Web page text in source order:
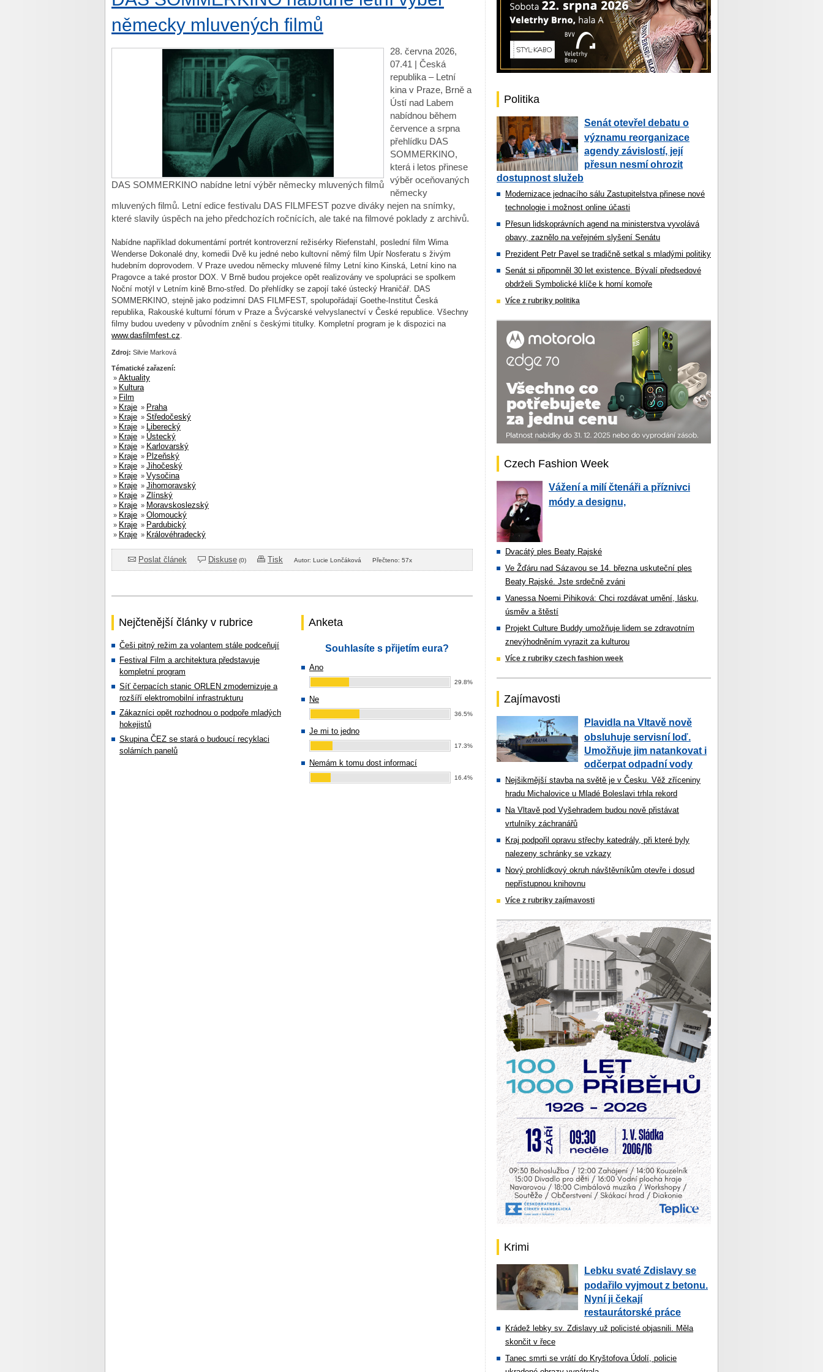
německy mluvených filmů
DAS SOMMERKINO nabídne letní výběr německy mluvených filmů
28. června 2026,
07.41 | Česká
republika – Letní
kina v Praze, Brně a
Ústí nad Labem
nabídnou během
července a srpna
přehlídku DAS
SOMMERKINO,
která i letos přinese
výběr oceňovaných
německy
mluvených filmů. Letní edice festivalu DAS FILMFEST pozve diváky nejen na snímky,
které slavily úspěch na jeho předchozích ročnících, ale také na filmové poklady z archivů.
Nabídne například dokumentární portrét kontroverzní režisérky Riefenstahl, poslední film Wima
Wenderse Dokonalé dny, komedii Dvě ku jedné nebo kultovní němý film Upír Nosferatu s živým
hudebním doprovodem. V Praze uvedou německy mluvené filmy Letní kino Kinská, Letní kino na
Pragovce a také prostor DOX. V Brně budou projekce opět realizovány ve spolupráci se spolkem
Noční motýl v Letním kině Brno-střed. Do přehlídky se zapojí také ústecký Hraničář. DAS
SOMMERKINO, stejně jako podzimní DAS FILMFEST, spolupořádají Goethe-Institut Česká
republika, Rakouské kulturní fórum v Praze a Švýcarské velvyslanectví v České republice. Všechny
filmy budou uvedeny v původním znění s českými titulky. Kompletní program je k dispozici na
www.dasfilmfest.cz.
Zdroj: Silvie Marková
Tématické zařazení:
» Aktuality
» Kultura
» Film
» Kraje » Praha
» Kraje » Středočeský
» Kraje » Liberecký
» Kraje » Ústecký
» Kraje » Karlovarský
» Kraje » Plzeňský
» Kraje » Jihočeský
» Kraje » Vysočina
» Kraje » Jihomoravský
» Kraje » Zlínský
» Kraje » Moravskoslezský
» Kraje » Olomoucký
» Kraje » Pardubický
» Kraje » Královéhradecký
Poslat článek Diskuse (0) Tisk Autor: Lucie Lončáková Přečteno: 57x
Nejčtenější články v rubrice
Češi pitný režim za volantem stále podceňují
Festival Film a architektura představuje
kompletní program
Síť čerpacích stanic ORLEN zmodernizuje a
rozšíří elektromobilní infrastrukturu
Zákazníci opět rozhodnou o podpoře mladých
hokejistů
Skupina ČEZ se stará o budoucí recyklaci
solárních panelů
Anketa
Souhlasíte s přijetím eura?
Ano
29.8%
Ne
36.5%
Je mi to jedno
17.3%
Nemám k tomu dost informací
16.4%
Politika
Senát otevřel debatu o
významu reorganizace
agendy závislostí, její
přesun nesmí ohrozit
dostupnost služeb
Modernizace jednacího sálu Zastupitelstva přinese nové
technologie i možnost online účasti
Přesun lidskoprávních agend na ministerstva vyvolává
obavy, zaznělo na veřejném slyšení Senátu
Prezident Petr Pavel se tradičně setkal s mladými politiky
Senát si připomněl 30 let existence. Bývalí předsedové
obdrželi Symbolické klíče k horní komoře
Více z rubriky politika
Czech Fashion Week
Vážení a milí čtenáři a příznivci
módy a designu,
Dvacátý ples Beaty Rajské
Ve Žďáru nad Sázavou se 14. března uskuteční ples
Beaty Rajské. Jste srdečně zváni
Vanessa Noemi Pihiková: Chci rozdávat umění, lásku,
úsměv a štěstí
Projekt Culture Buddy umožňuje lidem se zdravotním
znevýhodněním vyrazit za kulturou
Více z rubriky czech fashion week
Zajímavosti
Plavidla na Vltavě nově
obsluhuje servisní loď.
Umožňuje jim natankovat i
odčerpat odpadní vody
Nejšikmější stavba na světě je v Česku. Věž zříceniny
hradu Michalovice u Mladé Boleslavi trhla rekord
Na Vltavě pod Vyšehradem budou nově přistávat
vrtulníky záchranářů
Kraj podpořil opravu střechy katedrály, při které byly
nalezeny schránky se vzkazy
Nový prohlídkový okruh návštěvníkům otevře i dosud
nepřístupnou knihovnu
Více z rubriky zajímavosti
Krimi
Lebku svaté Zdislavy se
podařilo vyjmout z betonu.
Nyní ji čekají
restaurátorské práce
Krádež lebky sv. Zdislavy už policisté objasnili. Měla
skončit v řece
Tanec smrti se vrátí do Kryštofova Údolí, policie